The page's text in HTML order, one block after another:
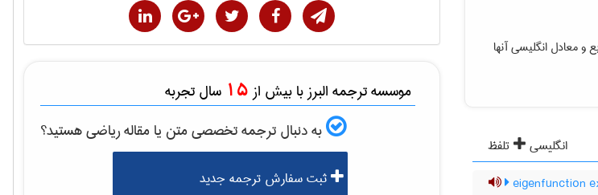
و معادل انگلیسی آنها
انگلیسی
تلفظ
eigenfunction
موسسه ترجمه البرز با بیش از 15 سال تجربه
به دنبال ترجمه تخصصی متن یا مقالهرياضیهستید؟
ثبت سفارش ترجمه جدید